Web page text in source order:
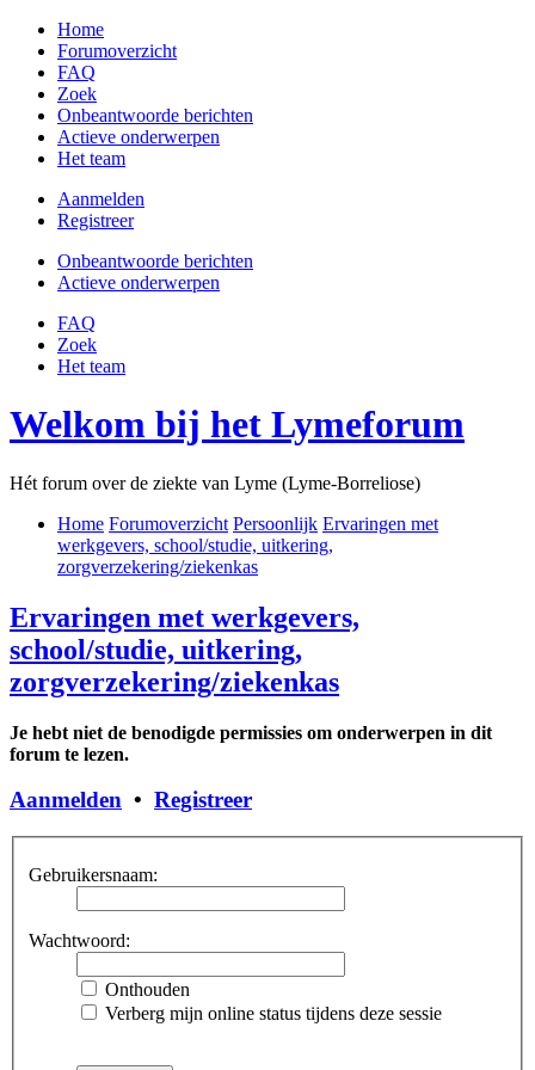
Home
Forumoverzicht
FAQ
Zoek
Onbeantwoorde berichten
Actieve onderwerpen
Het team
Aanmelden
Registreer
Onbeantwoorde berichten
Actieve onderwerpen
FAQ
Zoek
Het team
Welkom bij het Lymeforum
Hét forum over de ziekte van Lyme (Lyme-Borreliose)
Home Forumoverzicht Persoonlijk Ervaringen met
werkgevers, school/studie, uitkering,
zorgverzekering/ziekenkas
Ervaringen met werkgevers,
school/studie, uitkering,
zorgverzekering/ziekenkas
Je hebt niet de benodigde permissies om onderwerpen in dit
forum te lezen.
Aanmelden • Registreer
Gebruikersnaam:
Wachtwoord:
Onthouden
Verberg mijn online status tijdens deze sessie